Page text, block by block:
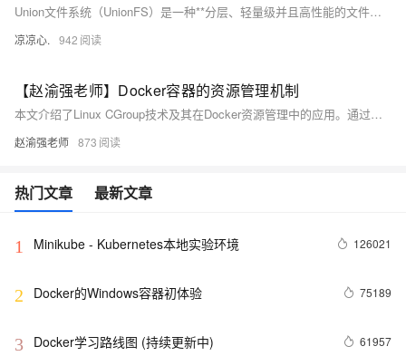
Union文件系统（UnionFS）是一种**分层、轻量级并且高性能的文件系统**，它支持对文件系统的修改作为一次提交来一层层的叠加，同时可以将不同目录挂载到同一个虚拟文件系统下(unite several directories into a single virtual filesystem) Union 文件系统是 Docker 镜像的基础。 镜像可以通过分层来进行继承，基于基础镜像（没有父镜像），可以制作各种具体的应用镜像。
凉凉心. 942
【赵渝强老师】Docker容器的资源管理机制
本文介绍了Linux CGroup技术及其在Docker资源管理中的应用。通过实例演示了如何利用CGroup限制应用程序的CPU、内存和I/O带宽使用，实现系统资源的精细化控制，帮助理解Docker底层资源限制机制。
赵渝强老师 873
热门文章 最新文章
1 Minikube - Kubernetes本地实验环境 126021
2 Docker的Windows容器初体验 75189
3 Docker学习路线图 (持续更新中) 61957